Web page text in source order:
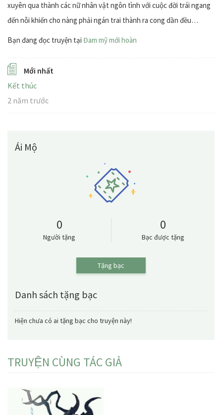
xuyên qua thành các nữ nhân vật ngôn tình với cuộc đời trái ngang
đến nỗi khiến cho nàng phải ngán trai thành ra cong dần đều…
Bạn đang đọc truyện tại Đam mỹ mới hoàn
Mới nhất
Kết thúc
2 năm trước
Ái Mộ
0
Người tặng
0
Bạc được tặng
Tặng bạc
Danh sách tặng bạc
Hiện chưa có ai tặng bạc cho truyện này!
TRUYỆN CÙNG TÁC GIẢ